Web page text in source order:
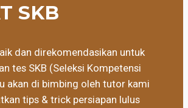
SKB
dan direkomendasikan untuk
tes SKB (Seleksi Kompetensi
akan di bimbing oleh tutor kami
tips & trick persiapan lulus